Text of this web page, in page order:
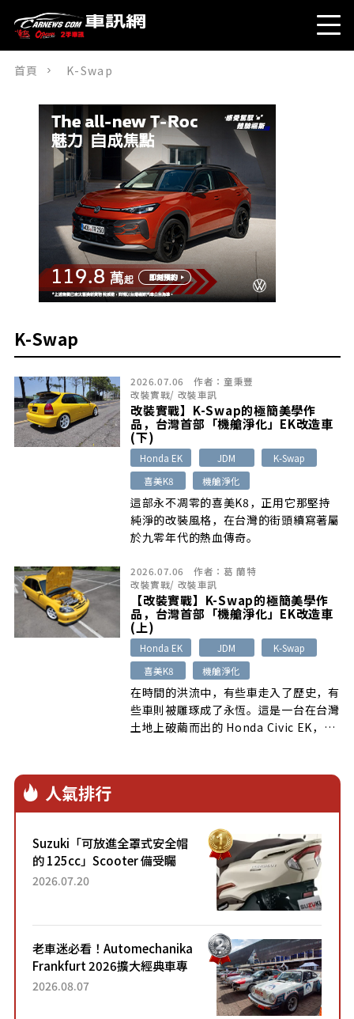
首頁 K-Swap
K-Swap
2026.07.06 作者： 童秉豐
改裝實戰/ 改裝車訊
改裝實戰】K-Swap的極簡美學作
品，台灣首部「機艙淨化」EK改造車
(下)
Honda EK JDM
K-Swap
喜美K8
機艙淨化
這部永不凋零的喜美K8，正用它那堅持
純淨的改裝風格，在台灣的街頭續寫著屬
於九零年代的熱血傳奇。
2026.07.06 作者： 葛 蘭特
改裝實戰/ 改裝車訊
【改裝實戰】K-Swap的極簡美學作
品，台灣首部「機艙淨化」EK改造車
(上)
Honda EK JDM
K-Swap
喜美K8
機艙淨化
在時間的洪流中，有些車走入了歷史，有
些車則被雕琢成了永恆。這是一台在台灣
土地上破繭而出的 Honda Civic EK，它
年代的熱血鋼砲，淬鍊成足以進駐現代美
人氣排行
Suzuki「可放進全罩式安全帽
的 125cc」Scooter 備受矚
目！採用全新流線設計與各項
2026.07.20
老車迷必看！Automechanika
Frankfurt 2026擴大經典車專
區 1954年珍稀古董車現場修復
2026.08.07